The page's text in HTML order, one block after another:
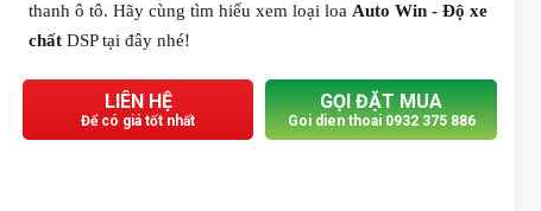
thanh ô tô. Hãy cùng tìm hiểu xem loại loa Auto Win - Độ xe
chấtDSP tại đây nhé!
LIÊN HỆ
Để có giá tốt nhất
GỌI ĐẶT MUA
Goi dien thoai 0932 375 886